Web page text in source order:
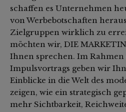
schaffen es Unternehmen
von Werbebotschaften
Zielgruppen wirklich zu
möchten wir, DIE
Ihnen sprechen. Im
Impulsvortrags geben wir
Einblicke in die Welt des
zeigen, wie ein strategisch
mehr Sichtbarkeit,